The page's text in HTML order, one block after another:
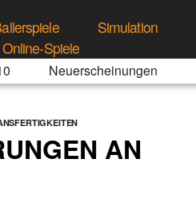
Simulation
Online-Spiele
Neuerscheinungen
AN